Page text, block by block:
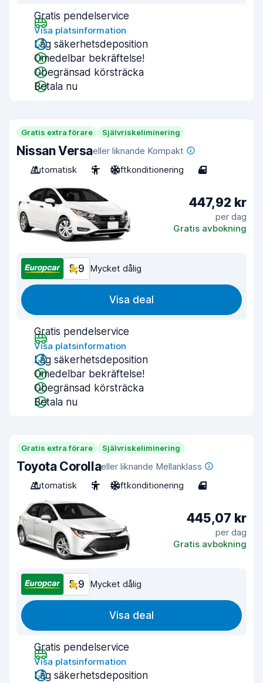
Gratis pendelservice
Visa platsinformation
Låg säkerhetsdeposition
Omedelbar bekräftelse!
Obegränsad körsträcka
Betala nu
Gratis extra förare Självriskeliminering
Nissan Versaeller liknande Kompakt
Automatisk
5 Luftkonditionering 4
447,92 kr
per dag
Gratis avbokning
5,9 Mycket dålig
Visa deal
Gratis pendelservice
Visa platsinformation
Låg säkerhetsdeposition
Omedelbar bekräftelse!
Obegränsad körsträcka
Betala nu
Gratis extra förare Självriskeliminering
Toyota Corollaeller liknande Mellanklass
Automatisk
5 Luftkonditionering 4
445,07 kr
per dag
Gratis avbokning
5,9 Mycket dålig
Visa deal
Gratis pendelservice
Visa platsinformation
Låg säkerhetsdeposition